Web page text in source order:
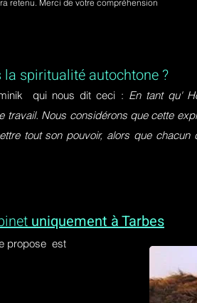
retenu. Merci de votre compréhension
spiritualité autochtone ?
qui nous dit ceci : En tant qu'
travail. Nous considérons que cette
tout son pouvoir, alors que
uniquement à Tarbes
propose est